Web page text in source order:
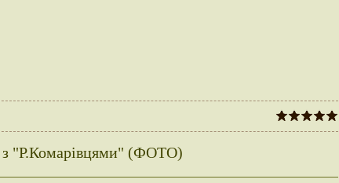
з "Р.Комарівцями" (ФОТО)